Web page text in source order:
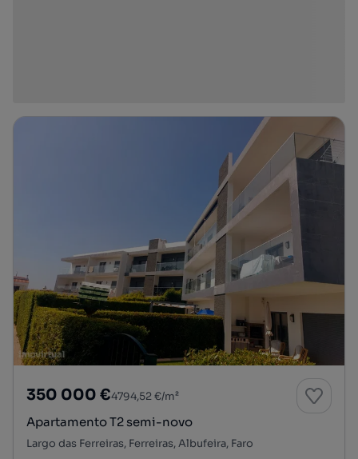
350 000 €4794,52 €/m²
Apartamento T2 semi-novo
Largo das Ferreiras, Ferreiras, Albufeira, Faro